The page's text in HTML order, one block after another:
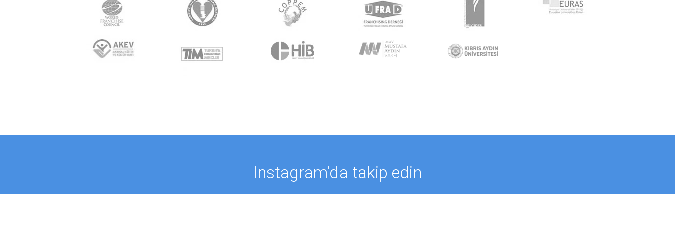
Instagram'da takip edin